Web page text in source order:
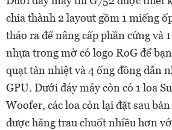
chia thành 2 layout gồm 1 miếng
tháo ra để nâng cấp phần cứng và
nhựa trong mờ có logo RoG để
quạt tản nhiệt và 4 ống đồng dẫn
GPU. Dưới đáy máy còn có 1 loa
Woofer, các loa còn lại đặt sau
được hãng trau chuốt nhiều hơn